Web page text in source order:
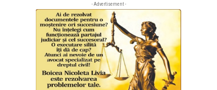
- Advertisement -